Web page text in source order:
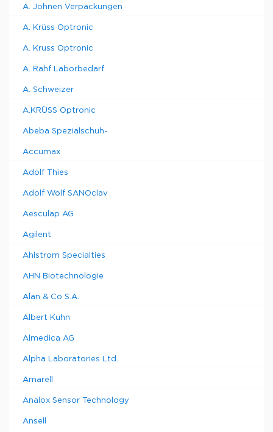
A. Johnen Verpackungen
A. Krüss Optronic
A. Kruss Optronic
A. Rahf Laborbedarf
A. Schweizer
A.KRÜSS Optronic
Abeba Spezialschuh-
Accumax
Adolf Thies
Adolf Wolf SANOclav
Aesculap AG
Agilent
Ahlstrom Specialties
AHN Biotechnologie
Alan & Co S.A.
Albert Kuhn
Almedica AG
Alpha Laboratories Ltd.
Amarell
Analox Sensor Technology
Ansell